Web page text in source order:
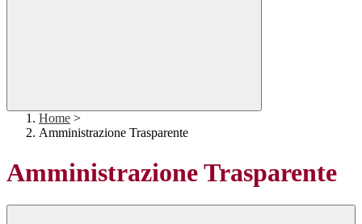
Home >
Amministrazione Trasparente
Amministrazione Trasparente